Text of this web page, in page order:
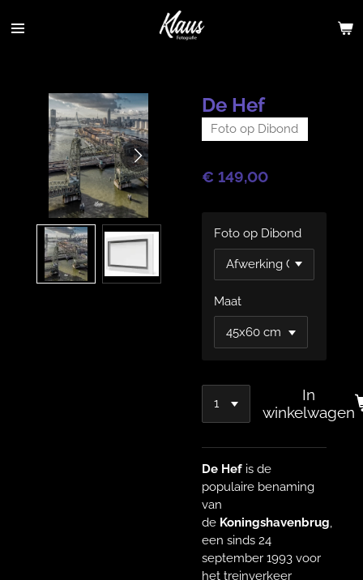
direct
De Hef
Foto op Dibond
€ 149,00
Foto op Dibond
Maat
In
winkelwagen
De Hef is de
populaire benaming
van
de Koningshavenbrug,
een sinds 24
september 1993 voor
het treinverkeer